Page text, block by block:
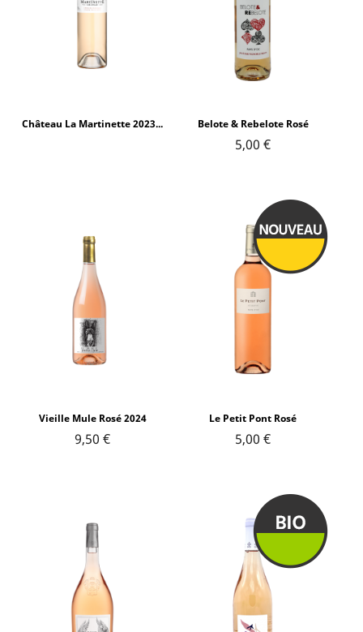
Château La Martinette 2023... Belote & Rebelote Rosé
5,00 €
Vieille Mule Rosé 2024
9,50 €
Le Petit Pont Rosé
5,00 €